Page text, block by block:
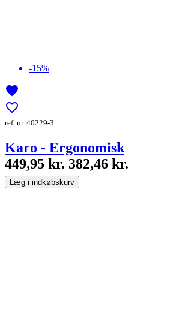
-15%
favorite
favorite_border
ref. nr. 40229-3
Karo - Ergonomisk
449,95 kr. 382,46 kr.
Læg i indkøbskurv